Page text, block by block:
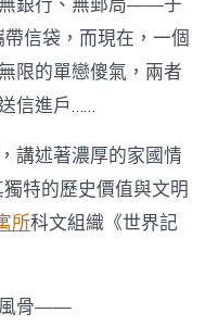
紙
僑
批，
照
見
山
海
不
隔
的
中
帶信袋，而現在，一個
限的單戀傻氣，兩者
信進戶……
講述著濃厚的家國情
特的歷史價值與文明
所科文組織《世界記
風骨——